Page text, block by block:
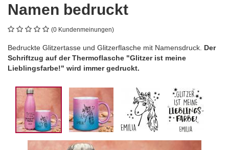
Namen bedruckt
(0 Kundenmeinungen)
Bedruckte Glitzertasse und Glitzerflasche mit Namensdruck. Der
Schriftzug auf der Thermoflasche "Glitzer ist meine
Lieblingsfarbe!" wird immer gedruckt.